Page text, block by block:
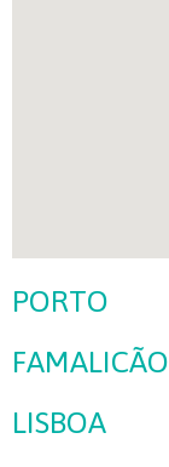
PORTO
FAMALICÃO
LISBOA